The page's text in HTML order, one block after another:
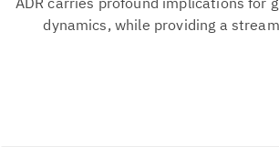
dynamics, while providing a